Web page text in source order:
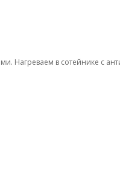
Нагреваем в сотейнике с